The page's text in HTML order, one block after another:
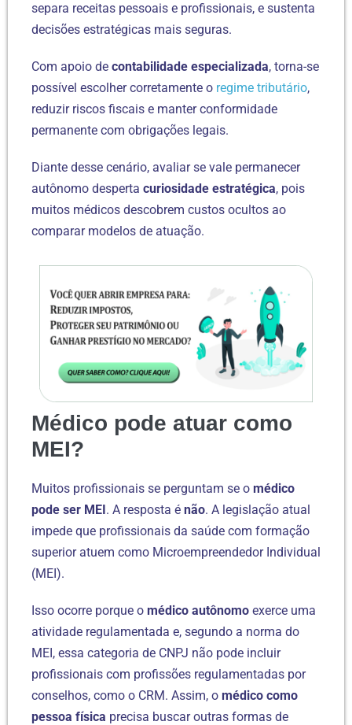
separa receitas pessoais e profissionais, e sustenta
decisões estratégicas mais seguras.
Com apoio de contabilidade especializada, torna-se
possível escolher corretamente o regime tributário,
reduzir riscos fiscais e manter conformidade
permanente com obrigações legais.
Diante desse cenário, avaliar se vale permanecer
autônomo desperta curiosidade estratégica, pois
muitos médicos descobrem custos ocultos ao
comparar modelos de atuação.
Médico pode atuar como
MEI?
Muitos profissionais se perguntam se o médico
pode ser MEI . A resposta é não. A legislação atual
impede que profissionais da saúde com formação
superior atuem como Microempreendedor Individual
(MEI).
Isso ocorre porque o médico autônomo exerce uma
atividade regulamentada e, segundo a norma do
MEI, essa categoria de CNPJ não pode incluir
profissionais com profissões regulamentadas por
conselhos, como o CRM. Assim, o médico como
pessoa física precisa buscar outras formas de